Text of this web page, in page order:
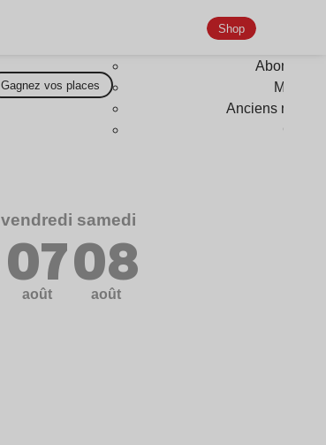
Gagnez vos places
Shop
Anciens
vendredi
07
août
samedi
08
août